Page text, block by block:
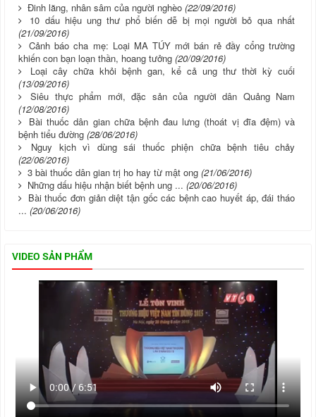
Đinh lăng, nhân sâm của người nghèo (22/09/2016)
10 dấu hiệu ung thư phổ biến dễ bị mọi người bỏ qua nhất
(21/09/2016)
Cảnh báo cha mẹ: Loại MA TÚY mới bán rẻ đầy cổng trường
khiến con bạn loạn thần, hoang tưởng (20/09/2016)
Loại cây chữa khỏi bệnh gan, kể cả ung thư thời kỳ cuối
(13/09/2016)
Siêu thực phẩm mới, đặc sản của người dân Quảng Nam
(12/08/2016)
Bài thuốc dân gian chữa bệnh đau lưng (thoát vị đĩa đệm) và
bệnh tiểu đường (28/06/2016)
Nguy kịch vì dùng sái thuốc phiện chữa bệnh tiêu chảy
(22/06/2016)
3 bài thuốc dân gian trị ho hay từ mật ong (21/06/2016)
Những dấu hiệu nhận biết bệnh ung ... (20/06/2016)
Bài thuốc đơn giản diệt tận gốc các bệnh cao huyết áp, đái tháo
... (20/06/2016)
VIDEO SẢN PHẨM